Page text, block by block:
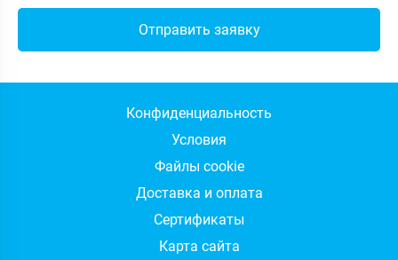
Конфиденциальность
Условия
Файлы cookie
Доставка и оплата
Сертификаты
Карта сайта